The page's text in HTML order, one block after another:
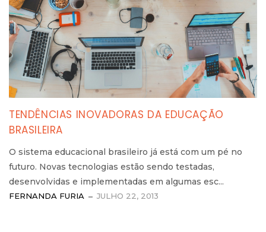
TENDÊNCIAS INOVADORAS DA EDUCAÇÃO
BRASILEIRA
O sistema educacional brasileiro já está com um pé no
futuro. Novas tecnologias estão sendo testadas,
desenvolvidas e implementadas em algumas esc...
FERNANDA FURIA JULHO 22, 2013